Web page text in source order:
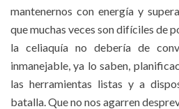
mantenernos con energía y
que muchas veces son difíciles de
la celiaquía no debería de
inmanejable, ya lo saben,
las herramientas listas y a
batalla. Que no nos agarren